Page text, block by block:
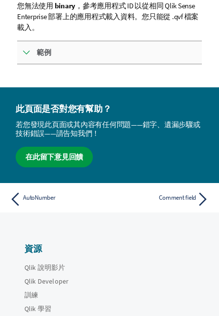
您無法使用 binary ，參考應用程式 ID 以從相同Qlik Sense
Enterprise部署上的應用程式載入資料。您只能從 .qvf檔案
載入。
範例
此頁面是否對您有幫助？
若您發現此頁面或其內容有任何問題——錯字、遺漏步驟或
技術錯誤——請告知我們！
在此留下意見回饋
AutoNumber Comment field
資源
Qlik 說明影片
Qlik Developer
訓練
Qlik 學習